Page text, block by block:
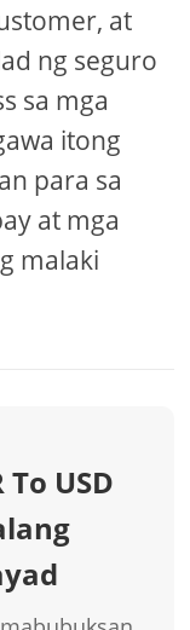
at
ng seguro
sa mga
itong
para sa
at mga
malaki
USD